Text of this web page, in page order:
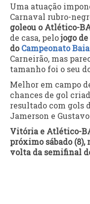
Uma atuação
Carnaval rubro-
goleou o Atlético-
de casa, pelojogo
doCampeonato
Carneirão, mas
tamanho foi o seu
Melhor em campo
chances de gol
resultado com gols
Jamerson e
Vitória e Atlético-
próximo sábado (8),
volta da semifinal